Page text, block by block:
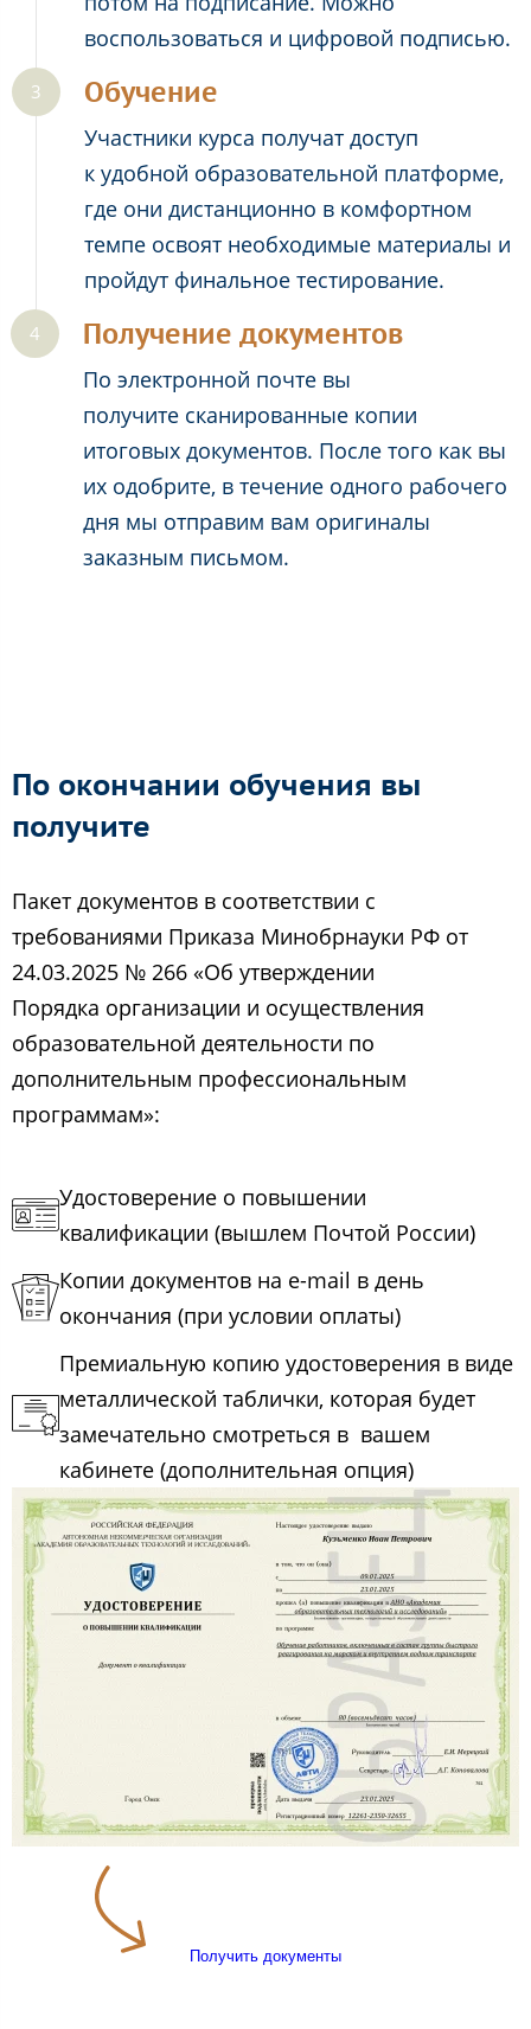
воспользоваться и цифровой подписью.
Обучение
Участники курса получат доступ
к удобной образовательной платформе,
где они дистанционно в комфортном
темпе освоят необходимые материалы и
пройдут финальное тестирование.
Получение документов
По электронной почте вы
получите сканированные копии
итоговых документов. После того как вы
их одобрите, в течение одного рабочего
дня мы отправим вам оригиналы
заказным письмом.
По окончании обучения вы
получите
Пакет документов в соответствии с
требованиями Приказа Минобрнауки РФ от
24.03.2025 № 266 «Об утверждении
Порядка организации и осуществления
образовательной деятельности по
дополнительным профессиональным
программам»:
Удостоверение о повышении
квалификации (вышлем Почтой России)
Копии документов на e-mail в день
окончания (при условии оплаты)
Премиальную копию удостоверения в виде
металлической таблички, которая будет
замечательно смотреться в вашем
кабинете (дополнительная опция)
Получить документы